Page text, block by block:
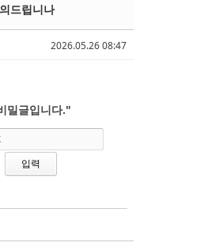
2026.05.26 08:47
드립니나
밀글입니다."
스케치북5
스케치북5
스케치북5
스케치북5